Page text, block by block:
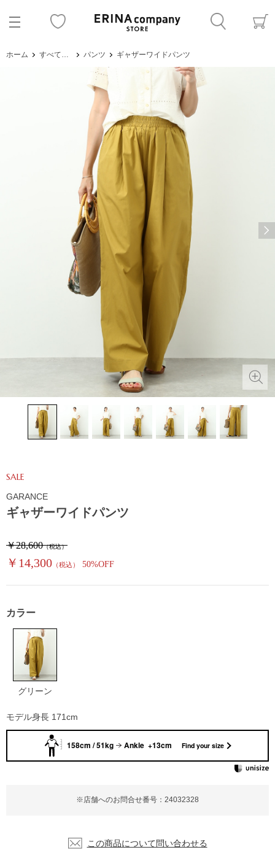
ホーム すべてのアイテム パンツ ギャザーワイドパンツ
ギャザーワイドパンツ
SALE
￥28,600（税込）
￥14,300 （税込） 50%OFF
※店舗へのお問合せ番号：24032328
GARANCE
カラー
グリーン
この商品について問い合わせる
モデル身長 171cm
158cm / 51kg Ankle +13cm Find your size